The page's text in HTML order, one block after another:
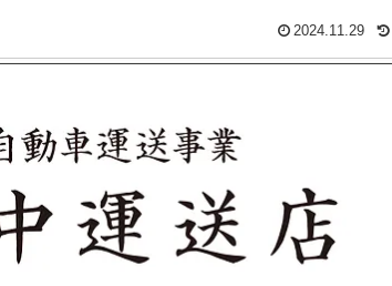
2024.11.29